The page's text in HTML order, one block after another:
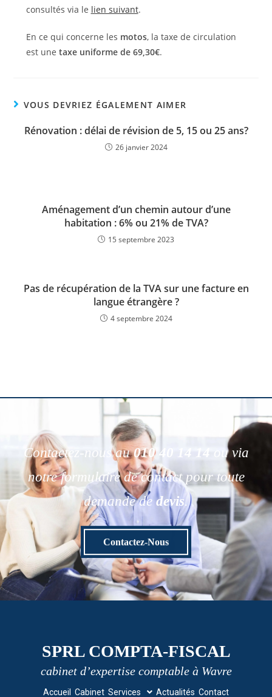
consultés via le lien suivant.
En ce qui concerne les motos, la taxe de circulation
est une taxe uniforme de 69,30€.
VOUS DEVRIEZ ÉGALEMENT AIMER
Rénovation : délai de révision de 5, 15 ou 25 ans?
26 janvier 2024
Aménagement d’un chemin autour d’une
habitation : 6% ou 21% de TVA?
15 septembre 2023
Pas de récupération de la TVA sur une facture en
langue étrangère ?
4 septembre 2024
Contactez-nous au010 40 14 14
ou via
notre formulaire de contact pour toute
demande de devis.
Contactez-Nous
SPRL COMPTA-FISCAL
cabinet d’expertise comptable à Wavre
Accueil Cabinet Services Actualités Contact